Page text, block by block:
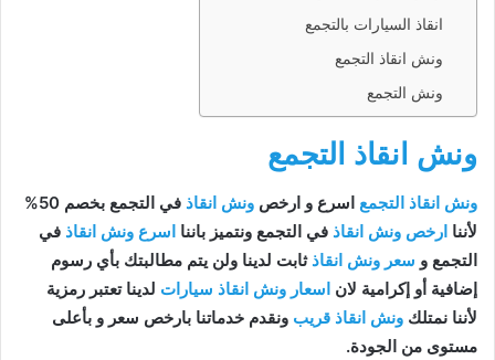
انقاذ السيارات بالتجمع
ونش انقاذ التجمع
ونش التجمع
ونش انقاذ التجمع
ونش انقاذ التجمع اسرع و ارخص ونش انقاذ
في التجمع بخصم 50%
لأننا ارخص ونش انقاذ في التجمع ونتميز باننا اسرع ونش انقاذ في
التجمع و سعر ونش انقاذ ثابت لدينا ولن يتم مطالبتك بأي رسوم
إضافية أو إكرامية لان اسعار ونش انقاذ سيارات لدينا تعتبر رمزية
لأننا نمتلك ونش انقاذ قريب ونقدم خدماتنا بارخص سعر و بأعلى
مستوى من الجودة.